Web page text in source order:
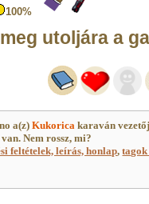
100%
utoljára a
a(z)Kukorica karaván
Nem rossz, mi?
feltételek, leírás, honlap,